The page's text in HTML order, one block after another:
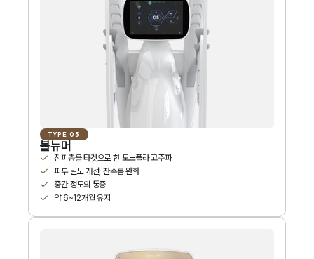
TYPE 05
볼뉴머
진피층을 타겟으로 한 모노폴라 고주파
피부 밀도 개선, 잔주름 완화
중간 정도의 통증
약 6~12개월 유지